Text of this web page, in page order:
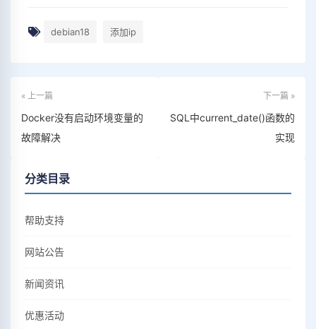
debian18 添加ip
« 上一篇
Docker没有启动环境变量的
故障解决
下一篇 »
SQL中current_date()函数的
实现
分类目录
帮助支持
网站公告
新闻资讯
优惠活动